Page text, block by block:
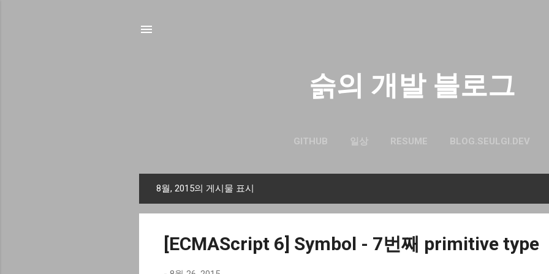
슭의 개발 블로그
GITHUB 일상 RESUME BLOG.SEULGI.DEV
8월, 2015의 게시물 표시
[ECMAScript 6] Symbol - 7번째 primitive type